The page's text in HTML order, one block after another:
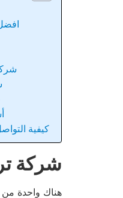
كيفية
شركة
هناك واحدة من